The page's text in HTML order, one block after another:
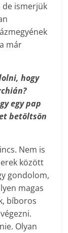
de ismerjük
már
hogy
egy pap
betöltsön
Nem is
között
gondolom,
magas
bíboros
Olyan